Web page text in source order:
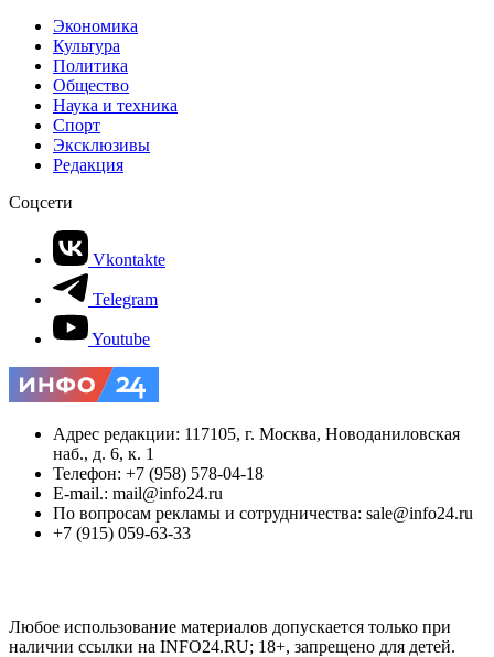
Экономика
Культура
Политика
Общество
Наука и техника
Спорт
Эксклюзивы
Редакция
Соцсети
Vkontakte
Telegram
Youtube
Адрес редакции: 117105, г. Москва, Новоданиловская
наб., д. 6, к. 1
Телефон: +7 (958) 578-04-18
E-mail.: mail@info24.ru
По вопросам рекламы и сотрудничества: sale@info24.ru
+7 (915) 059-63-33
Любое использование материалов допускается только при
наличии ссылки на INFO24.RU; 18+, запрещено для детей.